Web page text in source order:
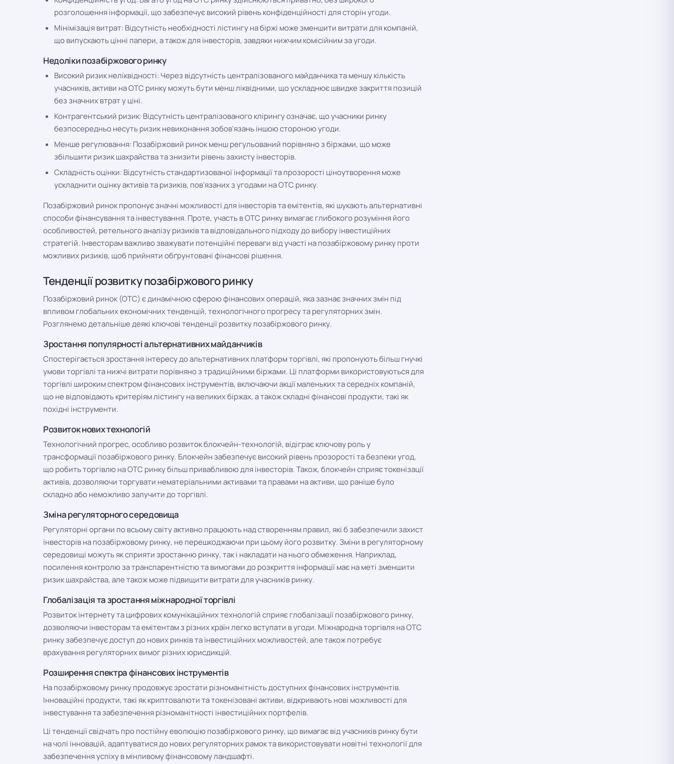
розголошення інформації, що забезпечує високий рівень конфіденційності для сторін угоди.
Мінімізація витрат: Відсутність необхідності лістингу на біржі може зменшити витрати для компаній,
що випускають цінні папери, а також для інвесторів, завдяки нижчим комісійним за угоди.
Недоліки позабіржового ринку
Високий ризик неліквідності: Через відсутність централізованого майданчика та меншу кількість
учасників, активи на OTC ринку можуть бути менш ліквідними, що ускладнює швидке закриття позицій
без значних втрат у ціні.
Контрагентський ризик: Відсутність централізованого клірингу означає, що учасники ринку
безпосередньо несуть ризик невиконання зобов'язань іншою стороною угоди.
Менше регулювання: Позабіржовий ринок менш регульований порівняно з біржами, що може
збільшити ризик шахрайства та знизити рівень захисту інвесторів.
Складність оцінки: Відсутність стандартизованої інформації та прозорості ціноутворення може
ускладнити оцінку активів та ризиків, пов'язаних з угодами на OTC ринку.
Позабіржовий ринок пропонує значні можливості для інвесторів та емітентів, які шукають альтернативні
способи фінансування та інвестування. Проте, участь в OTC ринку вимагає глибокого розуміння його
особливостей, ретельного аналізу ризиків та відповідального підходу до вибору інвестиційних
стратегій. Інвесторам важливо зважувати потенційні переваги від участі на позабіржовому ринку проти
можливих ризиків, щоб прийняти обґрунтовані фінансові рішення.
Тенденції розвитку позабіржового ринку
Позабіржовий ринок (OTC) є динамічною сферою фінансових операцій, яка зазнає значних змін під
впливом глобальних економічних тенденцій, технологічного прогресу та регуляторних змін.
Розглянемо детальніше деякі ключові тенденції розвитку позабіржового ринку.
Зростання популярності альтернативних майданчиків
Спостерігається зростання інтересу до альтернативних платформ торгівлі, які пропонують більш гнучкі
умови торгівлі та нижчі витрати порівняно з традиційними біржами. Ці платформи використовуються для
торгівлі широким спектром фінансових інструментів, включаючи акції маленьких та середніх компаній,
що не відповідають критеріям лістингу на великих біржах, а також складні фінансові продукти, такі як
похідні інструменти.
Розвиток нових технологій
Технологічний прогрес, особливо розвиток блокчейн-технологій, відіграє ключову роль у
трансформації позабіржового ринку. Блокчейн забезпечує високий рівень прозорості та безпеки угод,
що робить торгівлю на OTC ринку більш привабливою для інвесторів. Також, блокчейн сприяє токенізації
активів, дозволяючи торгувати нематеріальними активами та правами на активи, що раніше було
складно або неможливо залучити до торгівлі.
Зміна регуляторного середовища
Регуляторні органи по всьому світу активно працюють над створенням правил, які б забезпечили захист
інвесторів на позабіржовому ринку, не перешкоджаючи при цьому його розвитку. Зміни в регуляторному
середовищі можуть як сприяти зростанню ринку, так і накладати на нього обмеження. Наприклад,
посилення контролю за транспарентністю та вимогами до розкриття інформації має на меті зменшити
ризик шахрайства, але також може підвищити витрати для учасників ринку.
Глобалізація та зростання міжнародної торгівлі
Розвиток інтернету та цифрових комунікаційних технологій сприяє глобалізації позабіржового ринку,
дозволяючи інвесторам та емітентам з різних країн легко вступати в угоди. Міжнародна торгівля на OTC
ринку забезпечує доступ до нових ринків та інвестиційних можливостей, але також потребує
врахування регуляторних вимог різних юрисдикцій.
Розширення спектра фінансових інструментів
На позабіржовому ринку продовжує зростати різноманітність доступних фінансових інструментів.
Інноваційні продукти, такі як криптовалюти та токенізовані активи, відкривають нові можливості для
інвестування та забезпечення різноманітності інвестиційних портфелів.
Ці тенденції свідчать про постійну еволюцію позабіржового ринку, що вимагає від учасників ринку бути
на чолі інновацій, адаптуватися до нових регуляторних рамок та використовувати новітні технології для
забезпечення успіху в мінливому фінансовому ландшафті.